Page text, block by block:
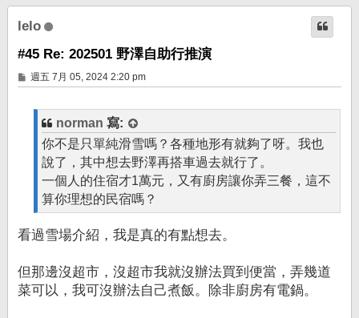
端
lelo
#45 Re: 202501 野澤自助行推演
文
章
週五 7月 05, 2024 2:20 pm
norman 寫:
你不是只單純滑雪嗎？各種地形有就夠了呀。我也
說了，其中想去野澤再搭車過去就行了。
一個人的住宿才1萬元，又有廚房讓你弄三餐，這不
算你理想的民宿嗎？
看過雪場介紹，我是真的有點想去。
但那邊沒超市，沒超市我就沒辦法買到便當，弄幾道
菜可以，我可沒辦法自己煮飯。除非廚房有電鍋。